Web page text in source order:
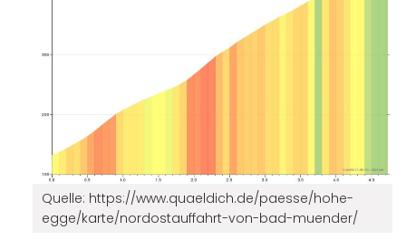
Quelle: https://www.quaeldich.de/paesse/hohe-
egge/karte/nordostauffahrt-von-bad-muender/